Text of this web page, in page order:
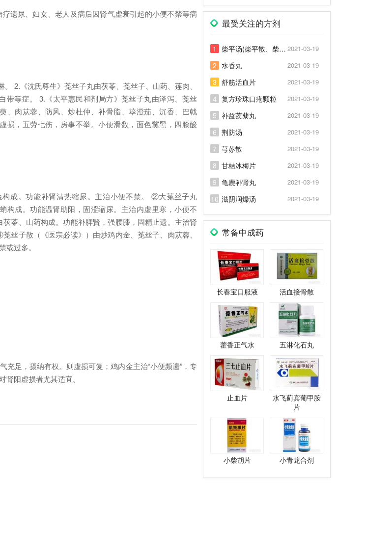
遗尿、妇女、老人及病后因肾气虚衰引起的小便不禁等病
2.《沈氏尊生》菟丝子丸由茯苓、菟丝子、山药、莲肉、
等症。 3.《太平惠民和剂局方》菟丝子丸由泽泻、菟丝
、肉苁蓉、防风、炒杜仲、补骨脂、荜澄茄、沉香、巴戟
损，五劳七伤，房事不举。小便滑数，面色黧黑，四膝酸
成。功能补肾清热缩尿。主治小便不禁。 ②大菟丝子丸
构成。功能温肾助阳，固涩缩尿。主治内虚里寒，小便不
苓、山药构成。功能补脾賢，强腰膝，固精止遗。主治肾
丝子散（《医宗必读》）由炒鸡内金、菟丝子、肉苁蓉、
过多。
足，摄纳有权。则虚损可复；鸡内金主治“小便频遗”，专
阳虚损者尤其适宜。
最受关注的方剂
1 柴平汤(柴平散、柴平煎) 2021-03-19
2 水香丸 2021-03-19
3 舒筋活血片 2021-03-19
4 复方珍珠口疮颗粒 2021-03-19
5 补益蒺藜丸 2021-03-19
6 荆防汤 2021-03-19
7 芎苏散 2021-03-19
8 甘桔冰梅片 2021-03-19
9 龟鹿补肾丸 2021-03-19
10 滋阴润燥汤 2021-03-19
常备中成药
长春宝口服液 活血接骨散
藿香正气水 五淋化石丸
止血片
水飞蓟宾葡甲胺
片
小柴胡片 小青龙合剂